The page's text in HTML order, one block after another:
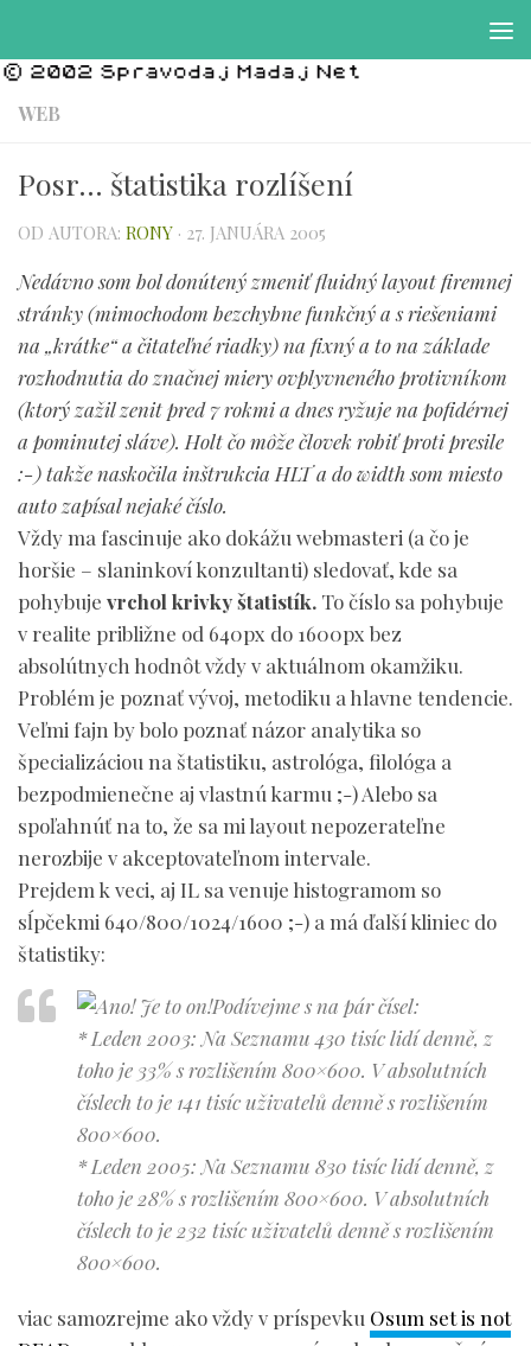
WEB
Posr… štatistika rozlíšení
OD AUTORA: RONY · 27. JANUÁRA 2005
Nedávno som bol donútený zmeniť fluidný layout firemnej
stránky (mimochodom bezchybne funkčný a s riešeniami
na „krátke“ a čitateľné riadky) na fixný a to na základe
rozhodnutia do značnej miery ovplyvneného protivníkom
(ktorý zažil zenit pred 7 rokmi a dnes ryžuje na pofidérnej
a pominutej sláve). Holt čo môže človek robiť proti presile
:-) takže naskočila inštrukcia HLT a do width som miesto
auto zapísal nejaké číslo.
Vždy ma fascinuje ako dokážu webmasteri (a čo je
horšie – slaninkoví konzultanti) sledovať, kde sa
pohybuje vrchol krivky štatistík. To číslo sa pohybuje
v realite približne od 640px do 1600px bez
absolútnych hodnôt vždy v aktuálnom okamžiku.
Problém je poznať vývoj, metodiku a hlavne tendencie.
Veľmi fajn by bolo poznať názor analytika so
špecializáciou na štatistiku, astrológa, filológa a
bezpodmienečne aj vlastnú karmu ;-) Alebo sa
spoľahnúť na to, že sa mi layout nepozerateľne
nerozbije v akceptovateľnom intervale.
Prejdem k veci, aj IL sa venuje histogramom so
sĺpčekmi 640/800/1024/1600 ;-) a má ďalší kliniec do
štatistiky:
Podívejme s na pár čísel:
* Leden 2003: Na Seznamu 430 tisíc lidí denně, z
toho je 33% s rozlišením 800×600. V absolutních
číslech to je 141 tisíc uživatelů denně s rozlišením
800×600.
* Leden 2005: Na Seznamu 830 tisíc lidí denně, z
toho je 28% s rozlišením 800×600. V absolutních
číslech to je 232 tisíc uživatelů denně s rozlišením
800×600.
viac samozrejme ako vždy v príspevku Osum set is not